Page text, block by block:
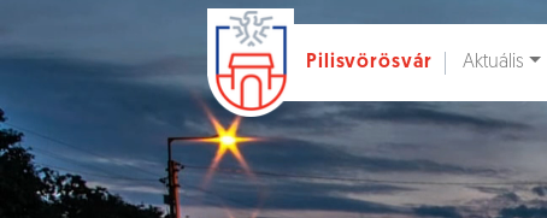
Ugrás a fő tartalomhoz
Pilisvörösvár Aktuális